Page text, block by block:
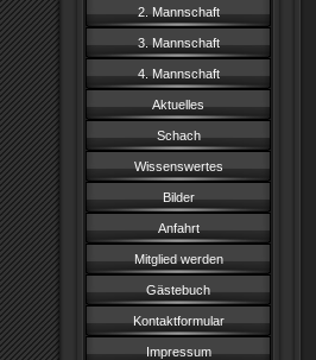
2. Mannschaft
3. Mannschaft
4. Mannschaft
Aktuelles
Schach
Wissenswertes
Bilder
Anfahrt
Mitglied werden
Gästebuch
Kontaktformular
Impressum